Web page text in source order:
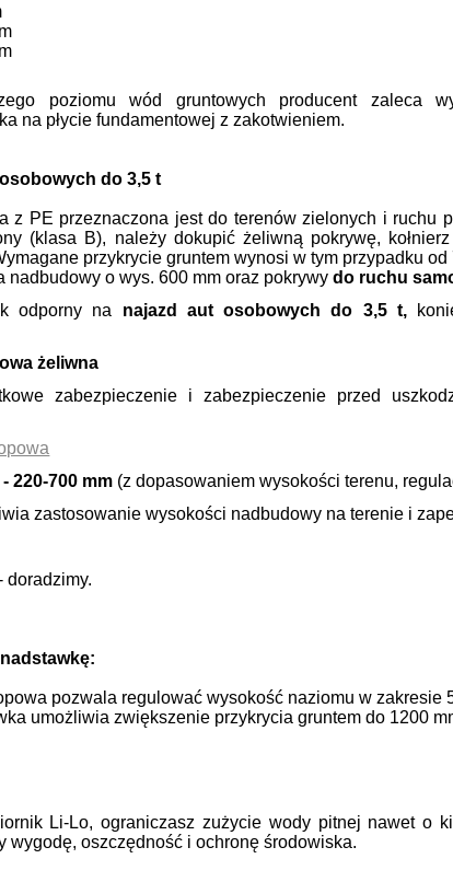
poziomu wód gruntowych producent zaleca
na płycie fundamentowej z zakotwieniem.
do 3,5 t
z PE przeznaczona jest do terenów zielonych i ruchu
(klasa B), należy dokupić żeliwną pokrywę,
przykrycie gruntem wynosi w tym przypadku od
nadbudowy o wys. 600 mm oraz pokrywydo ruchu
odporny na najazd aut osobowych do 3,5 t,
żeliwna
zabezpieczenie i zabezpieczenie przed
220-700 mm (z dopasowaniem wysokości terenu,
zastosowanie wysokości nadbudowy na terenie i
doradzimy.
pozwala regulować wysokość naziomu w zakresie
umożliwia zwiększenie przykrycia gruntem do 1200
Li-Lo, ograniczasz zużycie wody pitnej nawet o
wygodę, oszczędność i ochronę środowiska.